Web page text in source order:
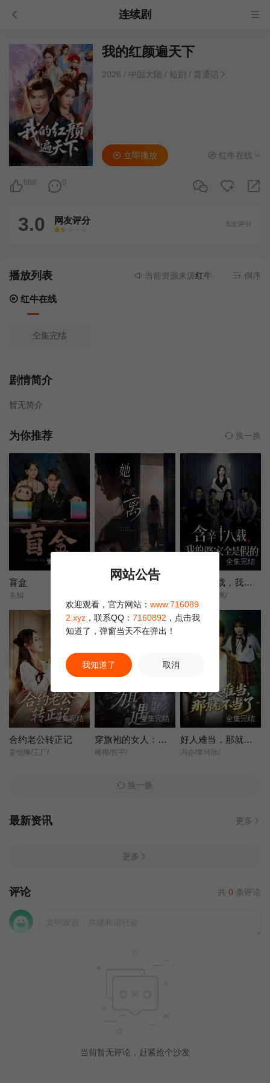
连续剧
我的红颜遍天下
2026 / 中国大陆 / 短剧 / 普通话
888 0
立即播放 红牛在线
3.0 网友评分
很差
较差还行推荐力荐
6次评分
播放列表 当前资源来源红牛在线 - 无需安装
倒序
红牛在线
全集完结
剧情简介
暂无简介
为你推荐 换一换
更新至12集
盲盒
未知
她不是不敢离
全集完结
含辛十八载，我的婆家全是假的
张耀尹/伍京隽/
全集完结
合约老公转正记
姜恺琳/王厂/
全集完结
穿旗袍的女人：旗遇
椰椰/哲宇/
全集完结
好人难当，那就不当了
冯亦/常珂欣/
换一换
最新资讯 更多
更多
评论 共 0 条评论
当前暂无评论，赶紧抢个沙发
网站公告
欢迎观看，官方网站： www.716089
2.xyz ，联系QQ： 7160892 ，点击我
知道了，弹窗当天不在弹出！
我知道了 取消